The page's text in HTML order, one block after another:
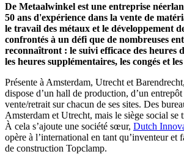
De Metaalwinkel est une entreprise
50 ans d'expérience dans la vente de
le travail des métaux et le développement
confrontés à un défi que de nombreuses
reconnaîtront : le suivi efficace des heures
les heures supplémentaires, les congés et
Présente à Amsterdam, Utrecht et Barendrecht,
dispose d’un hall de production, d’un
vente/retrait sur chacun de ses sites. Des
Amsterdam et Utrecht, mais le siège social se
À cela s’ajoute une société sœur, Dutch
opère à l’international en tant qu’inventeur et
de construction Topclamp.